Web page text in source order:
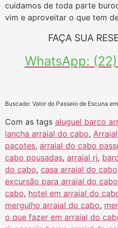
cuidamos de toda parte
vim e aproveitar o que tem
FAÇA SUA
WhatsApp:
Buscado: Valor do Passeio de Escuna
Com as tags aluguel barco
lancha arraial do cabo,
pacotes, arraial do cabo
cabo pousadas, arraial rj,
do cabo, casa arraial do cabo
excursão para arraial do cabo
cabo, hotel em arraial do
mergulho arraial do cabo,
o que fazer em arraial do